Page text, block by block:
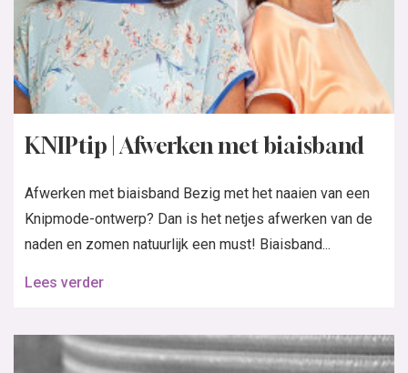
KNIPtip | Afwerken met biaisband
Afwerken met biaisband Bezig met het naaien van een
Knipmode-ontwerp? Dan is het netjes afwerken van de
naden en zomen natuurlijk een must! Biaisband...
Lees verder